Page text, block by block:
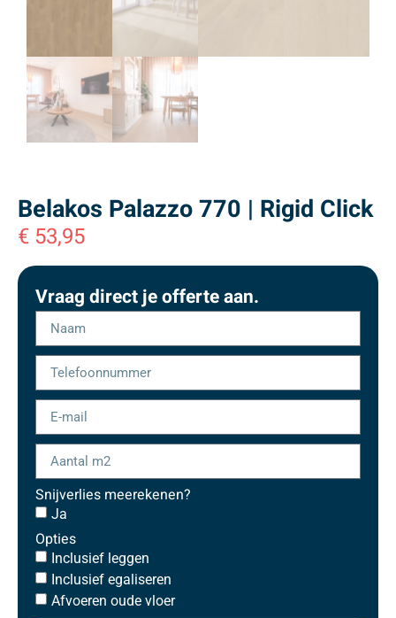
Belakos Palazzo 770 | Rigid Click
€ 53,95
Vraag direct je offerte aan.
Snijverlies meerekenen?
Ja
Opties
Inclusief leggen
Inclusief egaliseren
Afvoeren oude vloer